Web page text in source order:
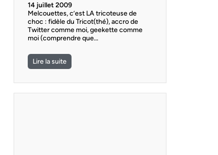
14 juillet 2009
Melcouettes, c’est LA tricoteuse de
choc : fidèle du Tricot(thé), accro de
Twitter comme moi, geekette comme
moi (comprendre que…
Lire la suite